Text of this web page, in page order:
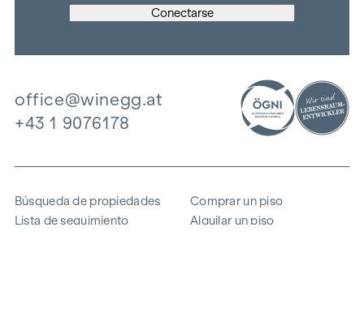
office@winegg.at
+43 1 9076178
Búsqueda de propiedades
Lista de seguimiento
Comprar un piso
Alquilar un piso